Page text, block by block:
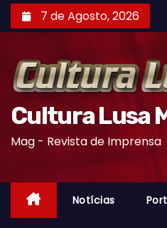
k
7 de Agosto, 2026
Cultura Lusa
Mag - Revista de Imprensa
Notícias